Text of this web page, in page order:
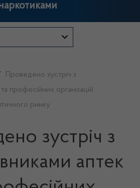
Проведено зустріч з
професійних організацій
ринку
зустріч з
аптек